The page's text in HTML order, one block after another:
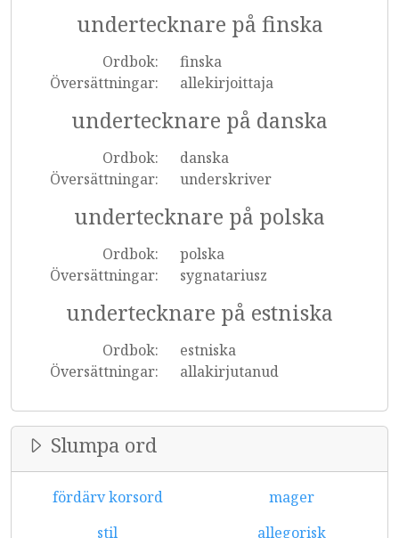
undertecknare på finska
Ordbok:
finska
Översättningar:
allekirjoittaja
undertecknare på danska
Ordbok:
danska
Översättningar:
underskriver
undertecknare på polska
Ordbok:
polska
Översättningar:
sygnatariusz
undertecknare på estniska
Ordbok:
estniska
Översättningar:
allakirjutanud
Slumpa ord
fördärv korsord
mager
stil
allegorisk